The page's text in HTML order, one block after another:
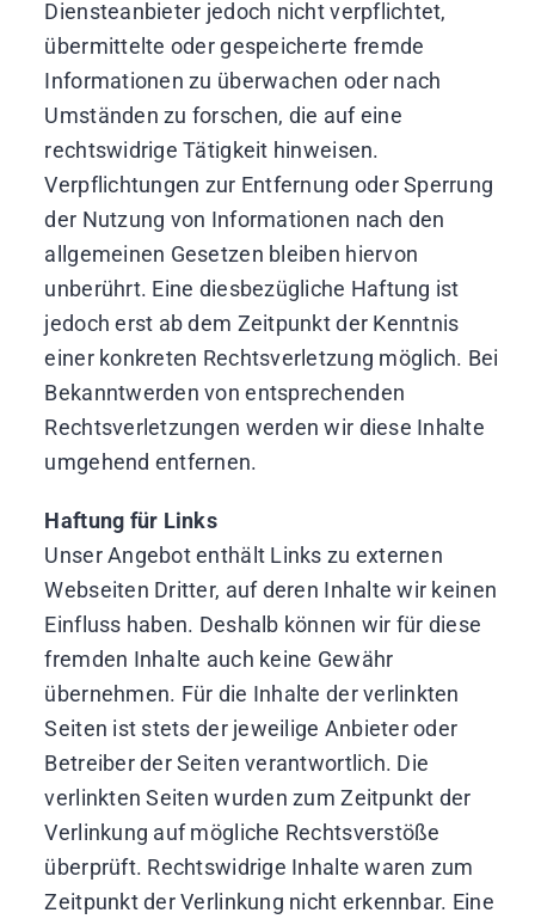
Diensteanbieter jedoch nicht verpflichtet,
übermittelte oder gespeicherte fremde
Informationen zu überwachen oder nach
Umständen zu forschen, die auf eine
rechtswidrige Tätigkeit hinweisen.
Verpflichtungen zur Entfernung oder Sperrung
der Nutzung von Informationen nach den
allgemeinen Gesetzen bleiben hiervon
unberührt. Eine diesbezügliche Haftung ist
jedoch erst ab dem Zeitpunkt der Kenntnis
einer konkreten Rechtsverletzung möglich. Bei
Bekanntwerden von entsprechenden
Rechtsverletzungen werden wir diese Inhalte
umgehend entfernen.
Haftung für Links
Unser Angebot enthält Links zu externen
Webseiten Dritter, auf deren Inhalte wir keinen
Einfluss haben. Deshalb können wir für diese
fremden Inhalte auch keine Gewähr
übernehmen. Für die Inhalte der verlinkten
Seiten ist stets der jeweilige Anbieter oder
Betreiber der Seiten verantwortlich. Die
verlinkten Seiten wurden zum Zeitpunkt der
Verlinkung auf mögliche Rechtsverstöße
überprüft. Rechtswidrige Inhalte waren zum
Zeitpunkt der Verlinkung nicht erkennbar. Eine